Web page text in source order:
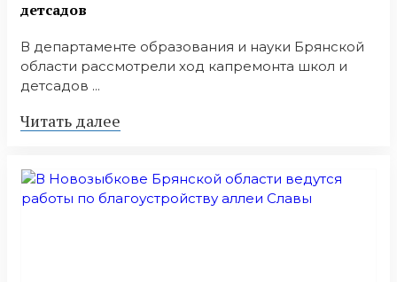
детсадов
В департаменте образования и науки Брянской
области рассмотрели ход капремонта школ и
детсадов ...
Читать далее